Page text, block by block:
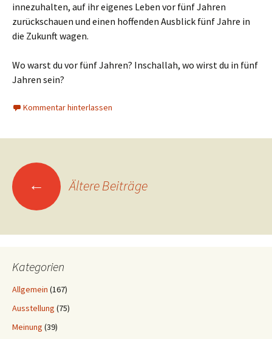
innezuhalten, auf ihr eigenes Leben vor fünf Jahren
zurückschauen und einen hoffenden Ausblick fünf Jahre in
die Zukunft wagen.
Wo warst du vor fünf Jahren? Inschallah, wo wirst du in fünf
Jahren sein?
Kommentar hinterlassen
Beitragsnavigation
← Ältere Beiträge
Kategorien
Allgemein (167)
Ausstellung (75)
Meinung (39)